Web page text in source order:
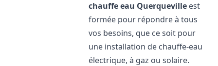
chauffe eau Querqueville est
formée pour répondre à tous
vos besoins, que ce soit pour
une installation de chauffe-eau
électrique, à gaz ou solaire.